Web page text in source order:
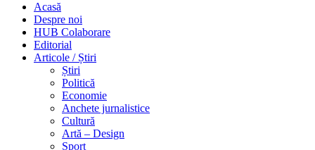
Acasă
Despre noi
HUB Colaborare
Editorial
Articole / Știri
Știri
Politică
Economie
Anchete jurnalistice
Cultură
Artă – Design
Sport